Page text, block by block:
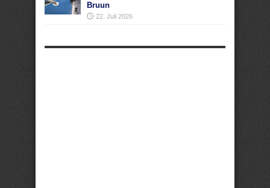
Bruun
22. Juli 2026